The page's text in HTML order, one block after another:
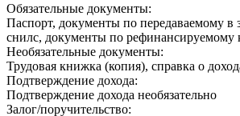
Обязательные документы:
Паспорт, документы по передаваемому в
снилс, документы по рефинансируемому
Необязательные документы:
Трудовая книжка (копия), справка о
Подтверждение дохода:
Подтверждение дохода необязательно
Залог/поручительство: